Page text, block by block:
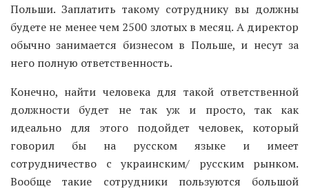
Польши. Заплатить такому сотруднику вы должны
будете не менее чем 2500 злотых в месяц. А директор
обычно занимается бизнесом в Польше, и несут за
него полную ответственность.
Конечно, найти человека для такой ответственной
должности будет не так уж и просто, так как
идеально для этого подойдет человек, который
говорил бы на русском языке и имеет
сотрудничество с украинским/ русским рынком.
Вообще такие сотрудники пользуются большой